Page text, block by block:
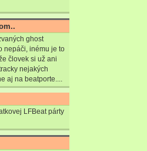
ghost
nepáči, inému je to
človek si už ani
nejakých
aj na beatporte....
LFBeat párty